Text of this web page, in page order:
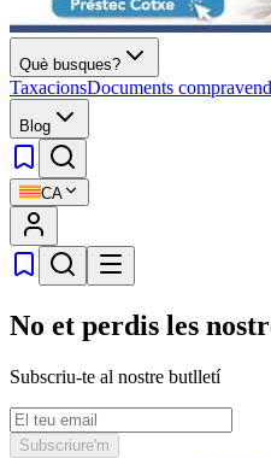
Què busques?
TaxacionsDocuments
Blog
CA
No et perdis les
Subscriu-te al nostre butlletí
Subscriure'm